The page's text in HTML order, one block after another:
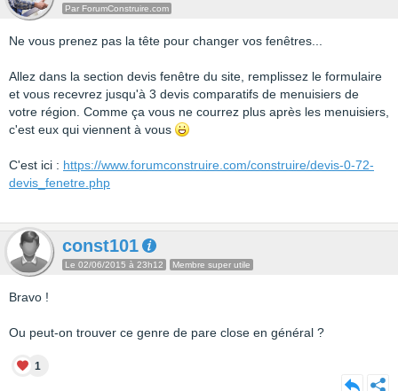
Par ForumConstruire.com
Ne vous prenez pas la tête pour changer vos fenêtres...
Allez dans la section devis fenêtre du site, remplissez le formulaire
et vous recevrez jusqu'à 3 devis comparatifs de menuisiers de
votre région. Comme ça vous ne courrez plus après les menuisiers,
c'est eux qui viennent à vous
C'est ici : https://www.forumconstruire.com/construire/devis-0-72-
devis_fenetre.php
const101
Le 02/06/2015 à 23h12 Membre super utile
Bravo !
Ou peut-on trouver ce genre de pare close en général ?
1